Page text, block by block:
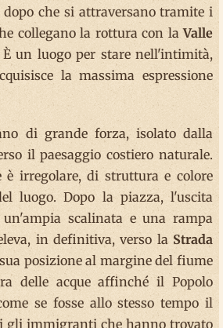
che si attraversano tramite i
collegano la rottura con laValle
È un luogo per stare nell'intimità,
la massima espressione
di grande forza, isolato dalla
il paesaggio costiero naturale.
è irregolare, di struttura e colore
luogo. Dopo la piazza, l'uscita
un'ampia scalinata e una rampa
in definitiva, verso la Strada
posizione al margine del fiume
delle acque affinché il Popolo
se fosse allo stesso tempo il
gli immigranti che hanno trovato